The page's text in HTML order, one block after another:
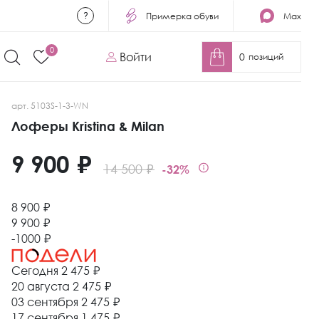
Примерка обуви Max
0
Войти 0 позиций
арт. 5103S-1-3-WN
Лоферы Kristina & Milan
14 500 ₽ -32%
9 900 ₽
8 900 ₽
9 900 ₽
-1000 ₽
Сегодня 2 475 ₽
20 августа 2 475 ₽
03 сентября 2 475 ₽